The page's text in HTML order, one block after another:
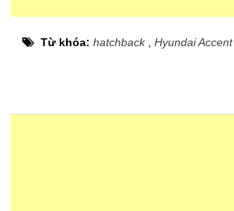
Từ khóa:hatchback,Hyundai Accent